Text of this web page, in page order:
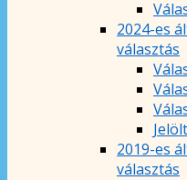
2024-es
választás
2019-es
választás